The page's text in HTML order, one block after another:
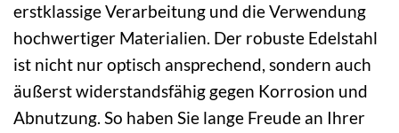
erstklassige Verarbeitung und die Verwendung
hochwertiger Materialien. Der robuste Edelstahl
ist nicht nur optisch ansprechend, sondern auch
äußerst widerstandsfähig gegen Korrosion und
Abnutzung. So haben Sie lange Freude an Ihrer